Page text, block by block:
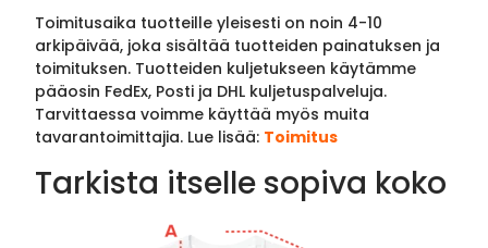
Toimitusaika tuotteille yleisesti on noin 4-10
arkipäivää, joka sisältää tuotteiden painatuksen ja
toimituksen. Tuotteiden kuljetukseen käytämme
pääosin FedEx, Posti ja DHL kuljetuspalveluja.
Tarvittaessa voimme käyttää myös muita
tavarantoimittajia. Lue lisää: Toimitus
Tarkista itselle sopiva koko